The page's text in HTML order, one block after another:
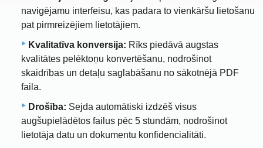
navigējamu interfeisu, kas padara to vienkāršu lietošanu
pat pirmreizējiem lietotājiem.
Kvalitatīva konversija: Rīks piedāvā augstas
kvalitātes pelēktoņu konvertēšanu, nodrošinot
skaidrības un detaļu saglabāšanu no sākotnējā PDF
faila.
Drošība: Sejda automātiski izdzēš visus
augšupielādētos failus pēc 5 stundām, nodrošinot
lietotāja datu un dokumentu konfidencialitāti.